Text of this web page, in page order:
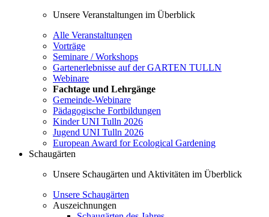
Unsere Veranstaltungen im Überblick
Alle Veranstaltungen
Vorträge
Seminare / Workshops
Gartenerlebnisse auf der GARTEN TULLN
Webinare
Fachtage und Lehrgänge
Gemeinde-Webinare
Pädagogische Fortbildungen
Kinder UNI Tulln 2026
Jugend UNI Tulln 2026
European Award for Ecological Gardening
Schaugärten
Unsere Schaugärten und Aktivitäten im Überblick
Unsere Schaugärten
Auszeichnungen